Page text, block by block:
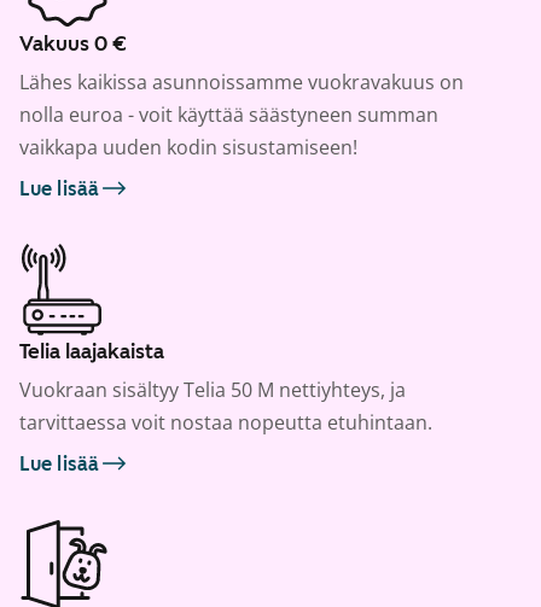
Vakuus 0 €
Lähes kaikissa asunnoissamme vuokravakuus on
nolla euroa - voit käyttää säästyneen summan
vaikkapa uuden kodin sisustamiseen!
Lue lisää
Telia laajakaista
Vuokraan sisältyy Telia 50 M nettiyhteys, ja
tarvittaessa voit nostaa nopeutta etuhintaan.
Lue lisää